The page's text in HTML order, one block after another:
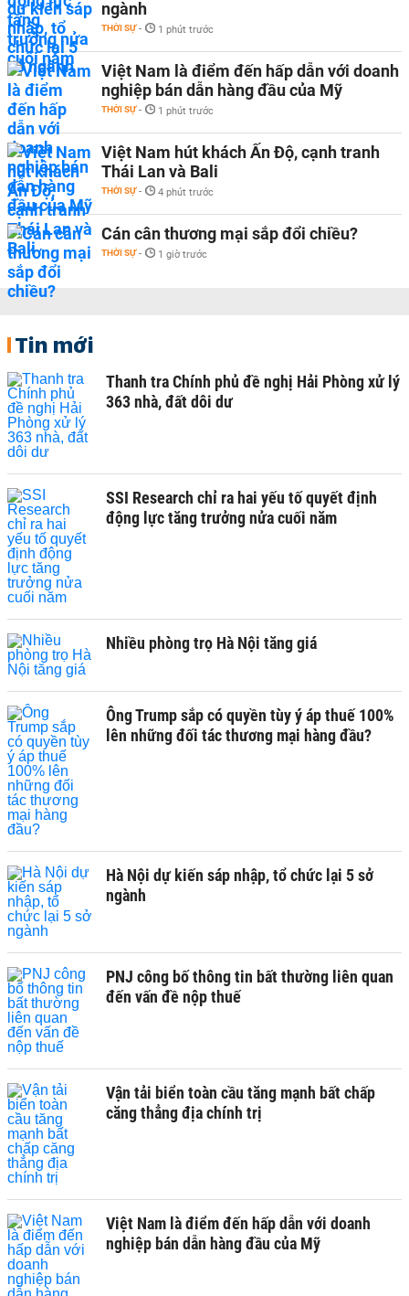
ngành
THỜI SỰ - 1 phút trước
Việt Nam là điểm đến hấp dẫn với doanh
nghiệp bán dẫn hàng đầu của Mỹ
THỜI SỰ - 1 phút trước
Việt Nam hút khách Ấn Độ, cạnh tranh
Thái Lan và Bali
THỜI SỰ - 4 phút trước
Cán cân thương mại sắp đổi chiều?
THỜI SỰ - 1 giờ trước
Tin mới
Thanh tra Chính phủ đề nghị Hải Phòng xử lý
363 nhà, đất dôi dư
SSI Research chỉ ra hai yếu tố quyết định
động lực tăng trưởng nửa cuối năm
Nhiều phòng trọ Hà Nội tăng giá
Ông Trump sắp có quyền tùy ý áp thuế 100%
lên những đối tác thương mại hàng đầu?
Hà Nội dự kiến sáp nhập, tổ chức lại 5 sở
ngành
PNJ công bố thông tin bất thường liên quan
đến vấn đề nộp thuế
Vận tải biển toàn cầu tăng mạnh bất chấp
căng thẳng địa chính trị
Việt Nam là điểm đến hấp dẫn với doanh
nghiệp bán dẫn hàng đầu của Mỹ